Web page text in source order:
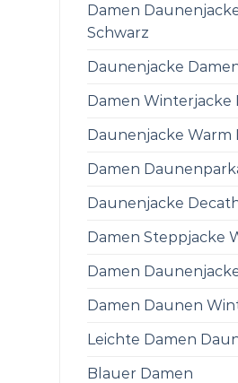
Damen
Schwarz
Daunenjacke
Damen Winterjacke
Daunenjacke Warm
Damen
Daunenjacke
Damen Steppjacke
Damen
Damen Daunen
Leichte Damen
Blauer Damen